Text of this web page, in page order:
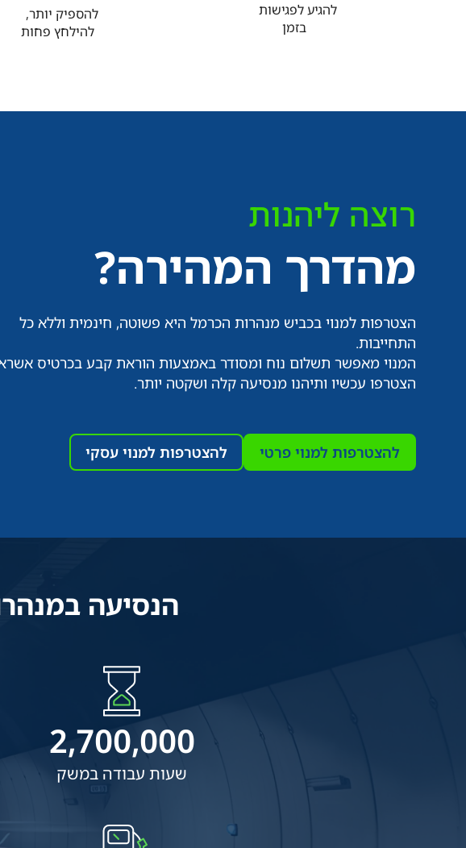
להגיע לפגישות
בזמן
להספיק יותר,
להילחץ פחות
רוצה ליהנות
מהדרך המהירה?
הצטרפות למנוי בכביש מנהרות הכרמל היא פשוטה, חינמית וללא כל
התחייבות.
המנוי מאפשר תשלום נוח ומסודר באמצעות הוראת קבע בכרטיס
הצטרפו עכשיו ותיהנו מנסיעה קלה ושקטה יותר.
להצטרפות למנוי פרטי להצטרפות למנוי עסקי
הנסיעה
2,700,000
שעות עבודה במשק